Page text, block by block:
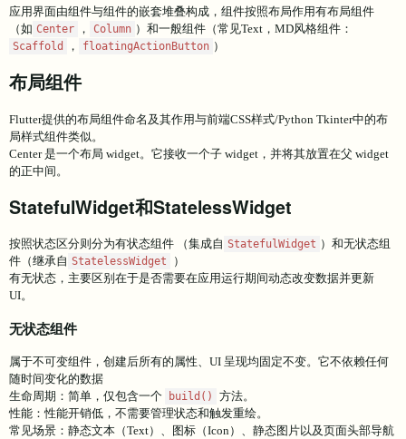
应用界面由组件与组件的嵌套堆叠构成，组件按照布局作用有布局组件
（如 Center ， Column ）和一般组件（常见Text，MD风格组件：
Scaffold ， floatingActionButton ）
布局组件
Flutter提供的布局组件命名及其作用与前端CSS样式/Python Tkinter中的布
局样式组件类似。
Center 是一个布局 widget。它接收一个子 widget，并将其放置在父 widget
的正中间。
StatefulWidget和StatelessWidget
按照状态区分则分为有状态组件 （集成自 StatefulWidget ）和无状态组
件（继承自 StatelessWidget
）
有无状态，主要区别在于是否需要在应用运行期间动态改变数据并更新
UI。
无状态组件
属于不可变组件，创建后所有的属性、UI 呈现均固定不变。它不依赖任何
随时间变化的数据
生命周期：简单，仅包含一个
build()
方法。
性能：性能开销低，不需要管理状态和触发重绘。
常见场景：静态文本（Text）、图标（Icon）、静态图片以及页面头部导航